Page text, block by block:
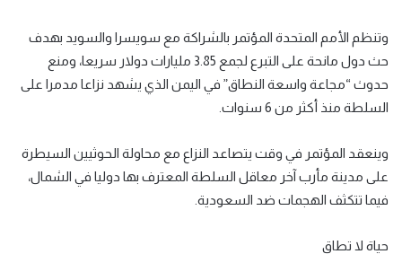
وتنظم الأمم المتحدة المؤتمر بالشراكة مع سويسرا والسويد بهدف
حث دول مانحة على التبرع لجمع 3.85 مليارات دولار سريعا، ومنع
حدوث “مجاعة واسعة النطاق” في اليمن الذي يشهد نزاعا مدمرا على
السلطة منذ أكثر من 6 سنوات.
وينعقد المؤتمر في وقت يتصاعد النزاع مع محاولة الحوثيين السيطرة
على مدينة مأرب آخر معاقل السلطة المعترف بها دوليا في الشمال،
فيما تتكثف الهجمات ضد السعودية.
حياة لا تطاق